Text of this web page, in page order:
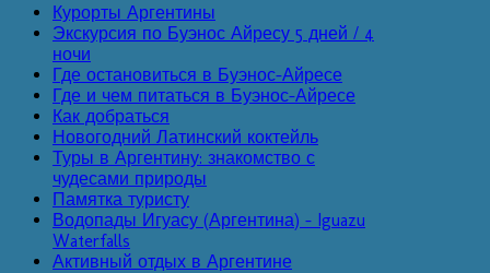
Курорты Аргентины
Экскурсия по Буэнос Айресу 5 дней / 4
ночи
Где остановиться в Буэнос-Айресе
Где и чем питаться в Буэнос-Айресе
Как добраться
Новогодний Латинский коктейль
Туры в Аргентину: знакомство с
чудесами природы
Памятка туристу
Водопады Игуасу (Аргентина) - Iguazu
Waterfalls
Активный отдых в Аргентине